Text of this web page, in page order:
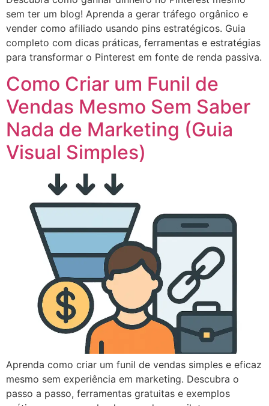
sem ter um blog! Aprenda a gerar tráfego orgânico e
vender como afiliado usando pins estratégicos. Guia
completo com dicas práticas, ferramentas e estratégias
para transformar o Pinterest em fonte de renda passiva.
Como Criar um Funil de
Vendas Mesmo Sem Saber
Nada de Marketing (Guia
Visual Simples)
Aprenda como criar um funil de vendas simples e eficaz
mesmo sem experiência em marketing. Descubra o
passo a passo, ferramentas gratuitas e exemplos